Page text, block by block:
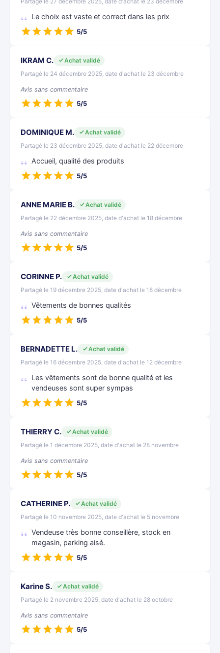
Le choix est vaste et correct dans les prix
5/5
IKRAM C.
Achat validé
Partagé le 24 décembre 2025, date d'achat le 23 décembre
Avis sans commentaire
5/5
DOMINIQUE M.
Achat validé
Partagé le 23 décembre 2025, date d'achat le 22 décembre
Accueil, qualité des produits
5/5
ANNE MARIE B.
Achat validé
Partagé le 22 décembre 2025, date d'achat le 18 décembre
Avis sans commentaire
5/5
CORINNE P.
Achat validé
Partagé le 19 décembre 2025, date d'achat le 18 décembre
Vêtements de bonnes qualités
5/5
BERNADETTE L.
Achat validé
Partagé le 16 décembre 2025, date d'achat le 12 décembre
Les vêtements sont de bonne qualité et les
vendeuses sont super sympas
5/5
THIERRY C.
Achat validé
Partagé le 1 décembre 2025, date d'achat le 28 novembre
Avis sans commentaire
5/5
CATHERINE P.
Achat validé
Partagé le 10 novembre 2025, date d'achat le 5 novembre
Vendeuse très bonne conseillère, stock en
magasin, parking aisé.
5/5
Karine S.
Achat validé
Partagé le 2 novembre 2025, date d'achat le 28 octobre
Avis sans commentaire
5/5